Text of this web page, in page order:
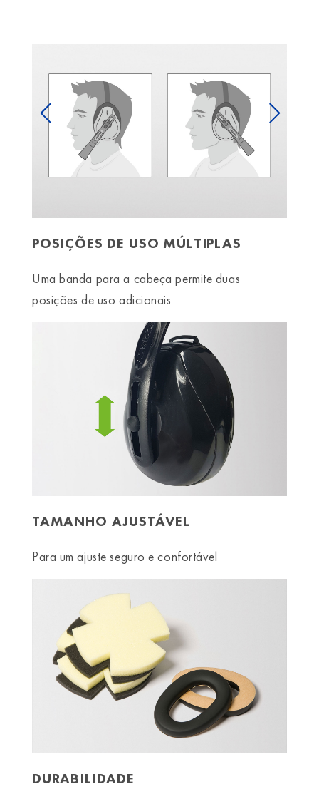
POSIÇÕES DE USO MÚLTIPLAS
Uma banda para a cabeça permite duas
posições de uso adicionais
TAMANHO AJUSTÁVEL
Para um ajuste seguro e confortável
DURABILIDADE
Previous Next